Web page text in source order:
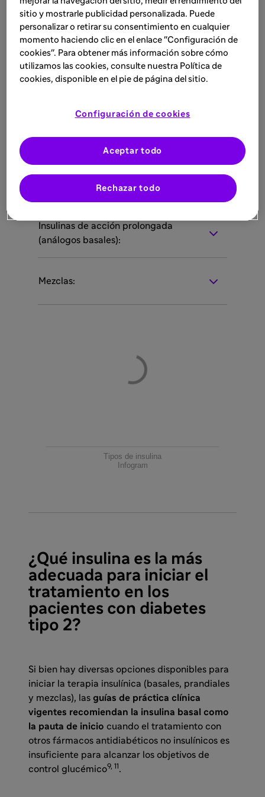
tipo que simule la secreción fisiológica de
insulina y optimice el control glucémico en
pacientes con diabetes
3,8
Insulinas de acción rápida
Insulinas de acción intermedia
Insulinas de acción prolongada
(análogos basales):
Mezclas:
Tipos de insulina
Infogram
¿Qué insulina es la más
adecuada para iniciar el
tratamiento en los
pacientes con diabetes
tipo 2?
Si bien hay diversas opciones disponibles para
iniciar la terapia insulínica (basales, prandiales
y mezclas), las guías de práctica clínica
vigentes recomiendan la insulina basal como
la pauta de inicio cuando el tratamiento con
otros fármacos antidiabéticos no insulínicos es
insuficiente para alcanzar los objetivos de
control glucémico9, 11.
sitio y mostrarle publicidad personalizada. Puede
personalizar o retirar su consentimiento en cualquier
momento haciendo clic en el enlace "Configuración de
cookies". Para obtener más información sobre cómo
utilizamos las cookies, consulte nuestra Política de
cookies, disponible en el pie de página del sitio.
Configuración de cookies
Rechazar todo
Aceptar todo